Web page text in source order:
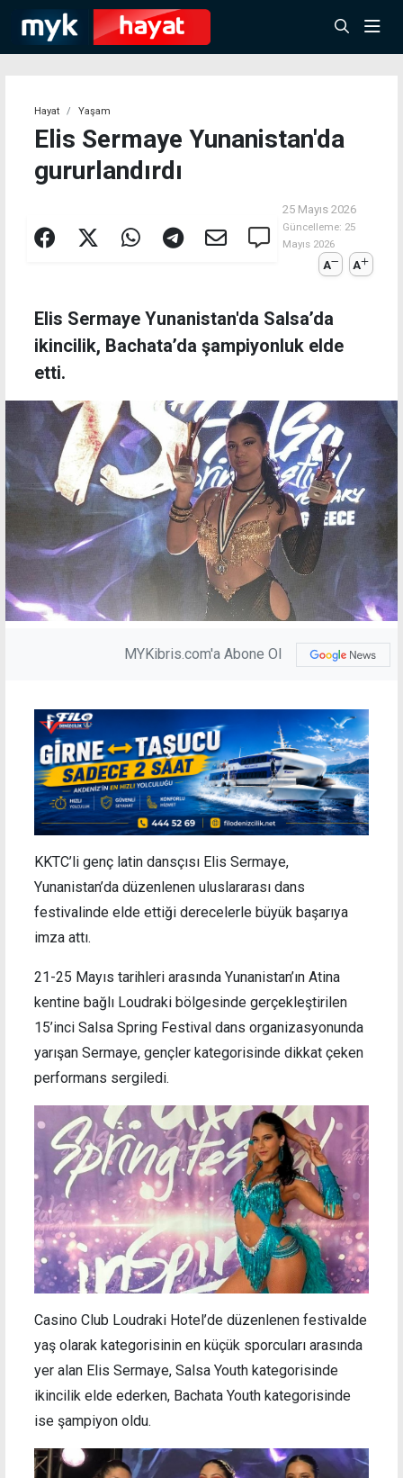
Hayat Yaşam
Elis Sermaye Yunanistan'da
gururlandırdı
25 Mayıs 2026
Güncelleme: 25
Mayıs 2026
A A
Elis Sermaye Yunanistan'da Salsa’da
ikincilik, Bachata’da şampiyonluk elde
etti.
MYKibris.com'a Abone Ol
KKTC’li genç latin dansçısı Elis Sermaye,
Yunanistan’da düzenlenen uluslararası dans
festivalinde elde ettiği derecelerle büyük başarıya
imza attı.
21-25 Mayıs tarihleri arasında Yunanistan’ın Atina
kentine bağlı Loudraki bölgesinde gerçekleştirilen
15’inci Salsa Spring Festival dans organizasyonunda
yarışan Sermaye, gençler kategorisinde dikkat çeken
performans sergiledi.
Casino Club Loudraki Hotel’de düzenlenen festivalde
yaş olarak kategorisinin en küçük sporcuları arasında
yer alan Elis Sermaye, Salsa Youth kategorisinde
ikincilik elde ederken, Bachata Youth kategorisinde
ise şampiyon oldu.